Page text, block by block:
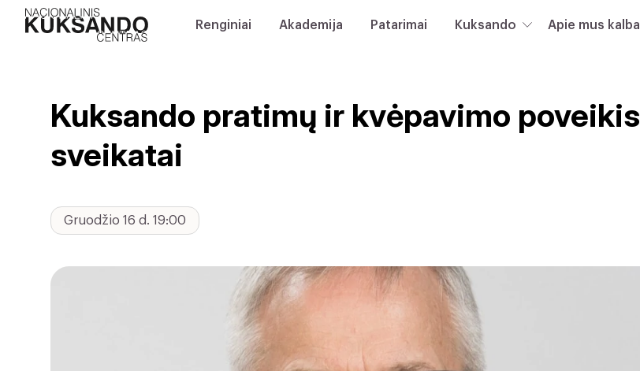
Renginiai Akademija Patarimai Kuksando Apie mus kalba
Kuksando pratimų ir kvėpavimo poveikis
sveikatai
Gruodžio 16 d. 19:00